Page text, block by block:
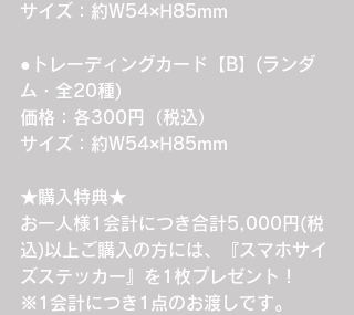
サイズ：約W54×H85mm
●トレーディングカード【B】(ランダ
ム・全20種)
価格：各300円（税込）
サイズ：約W54×H85mm
★購入特典★
お一人様1会計につき合計5,000円(税
込)以上ご購入の方には、『スマホサイ
ズステッカー』を1枚プレゼント！
※1会計につき1点のお渡しです。